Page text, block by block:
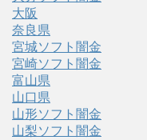
大阪
奈良県
宮城ソフト闇金
宮崎ソフト闇金
富山県
山口県
山形ソフト闇金
山梨ソフト闇金